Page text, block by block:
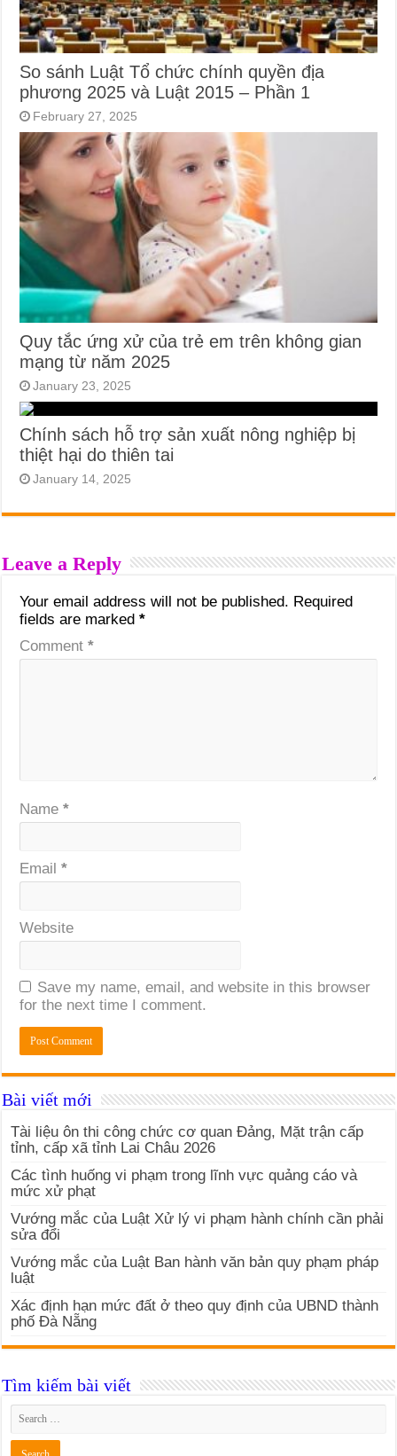
So sánh Luật Tổ chức chính quyền địa
phương 2025 và Luật 2015 – Phần 1
February 27, 2025
Quy tắc ứng xử của trẻ em trên không gian
mạng từ năm 2025
January 23, 2025
Chính sách hỗ trợ sản xuất nông nghiệp bị
thiệt hại do thiên tai
January 14, 2025
Leave a Reply
Your email address will not be published. Required
fields are marked*
Comment*
Name*
Email*
Website
Save my name, email, and website in this browser
for the next time I comment.
Bài viết mới
Tài liệu ôn thi công chức cơ quan Đảng, Mặt trận cấp
tỉnh, cấp xã tỉnh Lai Châu 2026
Các tình huống vi phạm trong lĩnh vực quảng cáo và
mức xử phạt
Vướng mắc của Luật Xử lý vi phạm hành chính cần phải
sửa đổi
Vướng mắc của Luật Ban hành văn bản quy phạm pháp
luật
Xác định hạn mức đất ở theo quy định của UBND thành
phố Đà Nẵng
Tìm kiếm bài viết